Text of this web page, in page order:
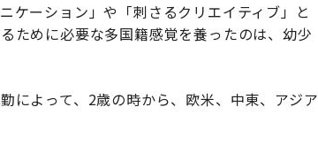
ケーション」や「刺さるクリエイティブ」と
ために必要な多国籍感覚を養ったのは、幼少
によって、2歳の時から、欧米、中東、アジア